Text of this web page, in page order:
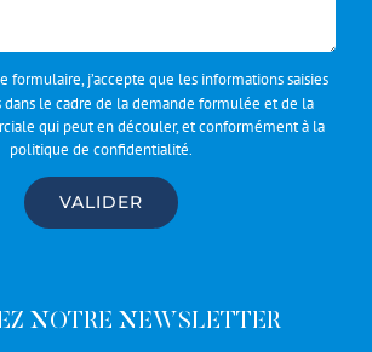
formulaire, j’accepte que les informations saisies
le cadre de la demande formulée et de la
qui peut en découler, et conformément à la
politique de confidentialité.
NOTRE NEWSLETTER